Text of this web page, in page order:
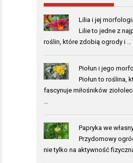
Lilia i jej
Lilie to jedne z
roślin, które zdobią ogrody i …
Piołun i jego
Piołun to roślina,
fascynuje miłośników
…
Papryka we
Przydomowy
nie tylko na aktywność